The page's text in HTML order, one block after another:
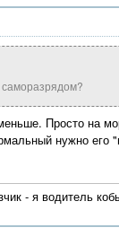
Просто на
нужно его
- я водитель